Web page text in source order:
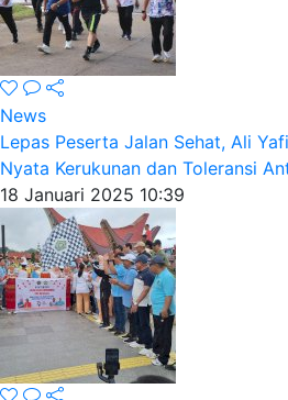
News
Lepas Peserta Jalan Sehat, Ali
Nyata Kerukunan dan Toleransi
18 Januari 2025 10:39